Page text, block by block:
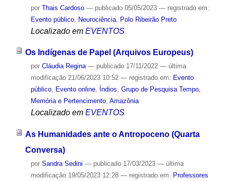
por Thais Cardoso — publicado05/05/2023 — registrado em:
Evento público, Neurociência, Polo Ribeirão Preto
Localizado em EVENTOS
Os Indígenas de Papel (Arquivos Europeus)
por Cláudia Regina — publicado17/11/2022 — última
modificação21/06/2023 10:52 — registrado em: Evento
público, Evento online, Índios, Grupo de Pesquisa Tempo,
Memória e Pertencimento, Amazônia
Localizado em EVENTOS
As Humanidades ante o Antropoceno (Quarta
Conversa)
por Sandra Sedini — publicado17/03/2023 — última
modificação19/05/2023 12:28 — registrado em: Professores